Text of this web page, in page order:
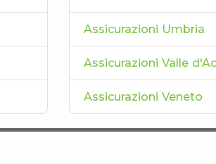
Assicurazioni Umbria
Assicurazioni Valle
Assicurazioni Veneto